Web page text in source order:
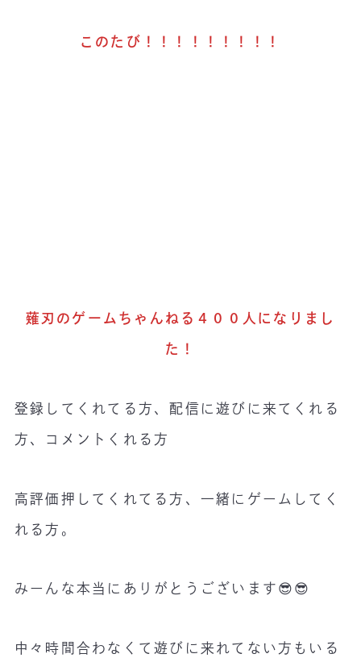
このたび！！！！！！！！！
薙刃のゲームちゃんねる４００人になりまし
た！
登録してくれてる方、配信に遊びに来てくれる
方、コメントくれる方
高評価押してくれてる方、一緒にゲームしてく
れる方。
みーんな本当にありがとうございます😎😎
中々時間合わなくて遊びに来れてない方もいる